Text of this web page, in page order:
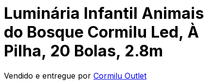
Luminária Infantil Animais
do Bosque Cormilu Led, À
Pilha, 20 Bolas, 2.8m
Vendido e entregue por Cormilu Outlet